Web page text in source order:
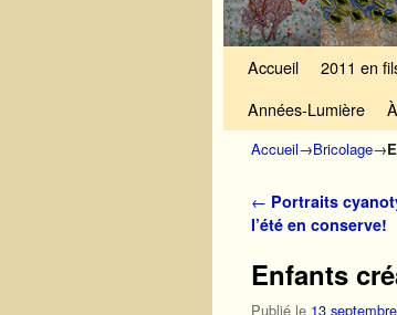
Accueil 2011 en
Années-Lumière
Accueil→Bricolage→
Navigation des
← Portraits
l’été en conserve!
Enfants
Publié le 13